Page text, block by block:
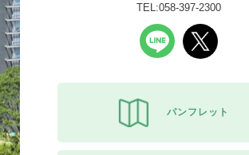
TEL:058-397-2300
パンフレット